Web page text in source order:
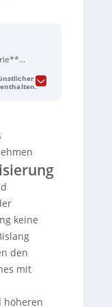
teilen
hin
keine
den
mit
höheren